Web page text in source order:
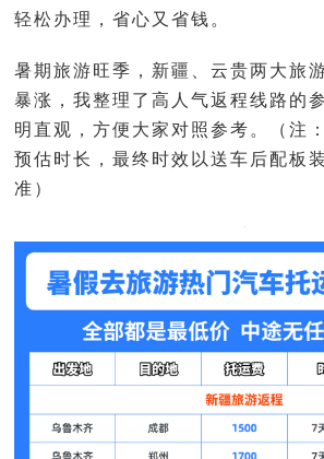
轻松办理，省心又省钱。
暑期旅游旺季，新疆、云贵两大旅
暴涨，我整理了高人气返程线路的
明直观，方便大家对照参考。（注
预估时长，最终时效以送车后配板
准）